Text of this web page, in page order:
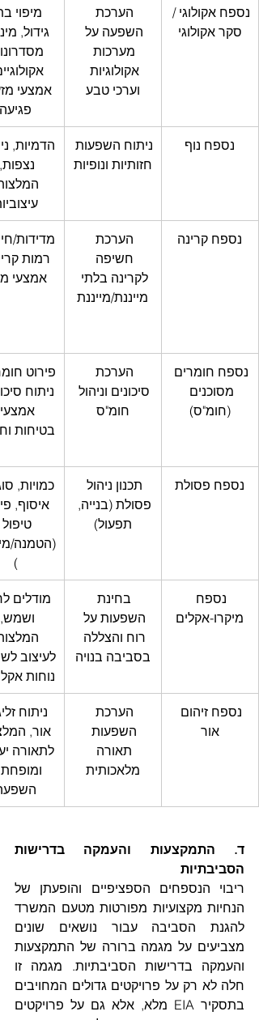
נספח אקולוגי /
סקר אקולוגי
הערכת
השפעה על
מערכות
אקולוגיות
וערכי טבע
מיפוי
גידול,
אמצעי
פגיעה
נספח נוף
ניתוח השפעות
חזותיות ונופיות
הדמיות,
נספח קרינה
הערכת
חשיפה
לקרינה בלתי
מייננת/מייננת
מדידות/
רמות
אמצעי
נספח חומרים
מסוכנים
(חומ"ס)
הערכת
סיכונים וניהול
חומ"ס
פירוט
ניתוח
בטיחות
נספח פסולת
תכנון ניהול
פסולת (בנייה,
תפעול)
כמויות,
איסוף,
טיפול
(הטמנה/
)
נספח
מיקרו-אקלים
בחינת
השפעות על
רוח והצללה
בסביבה בנויה
מודלים
לעיצוב
נוחות
נספח זיהום
אור
הערכת
השפעות
תאורה
מלאכותית
ניתוח
אור,
לתאורה
הסביבתיות